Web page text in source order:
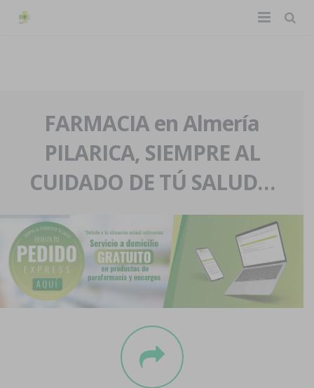
La farmacia
Nuestra historia
Nuestro equipo
Eventos
Servicios y reservas
Pedidos express
Blog
Contacto
Boletín
FARMACIA en Almería
PILARICA, SIEMPRE AL
CUIDADO DE TÚ SALUD…